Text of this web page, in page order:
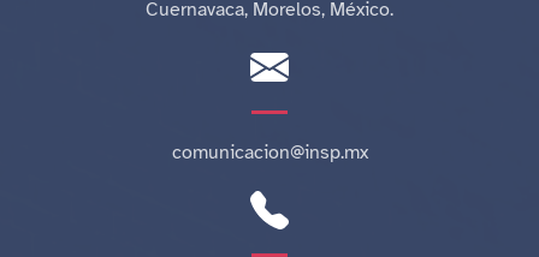
Cuernavaca, Morelos, México.
comunicacion@insp.mx